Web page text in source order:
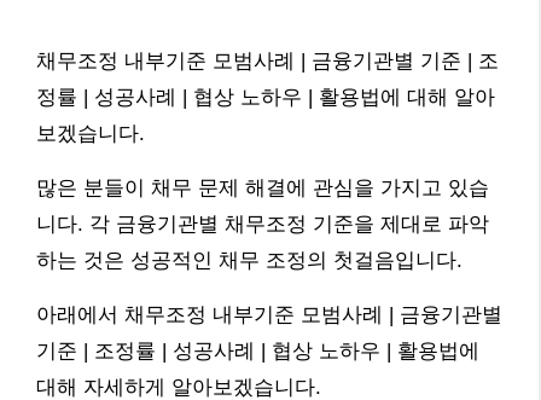
채무조정 내부기준 모범사례 | 금융기관별 기준 | 조
정률 | 성공사례 | 협상 노하우 | 활용법에 대해 알아
보겠습니다.
많은 분들이 채무 문제 해결에 관심을 가지고 있습
니다. 각 금융기관별 채무조정 기준을 제대로 파악
하는 것은 성공적인 채무 조정의 첫걸음입니다.
아래에서 채무조정 내부기준 모범사례 | 금융기관별
기준 | 조정률 | 성공사례 | 협상 노하우 | 활용법에
대해 자세하게 알아보겠습니다.